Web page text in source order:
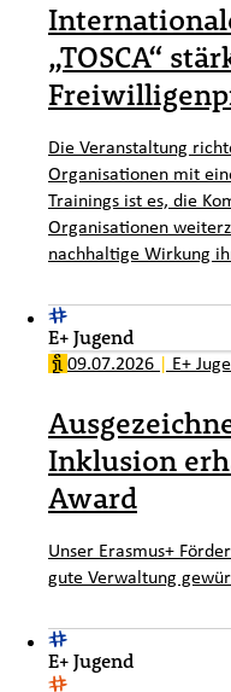
„TOSCA“
Die Veranstaltung
Organisationen mit
Trainings ist es, die
Organisationen
nachhaltige Wirkung
E+ Jugend
09.07.2026 | E+
Inklusion
Award
Unser Erasmus+
gute Verwaltung
E+ Jugend